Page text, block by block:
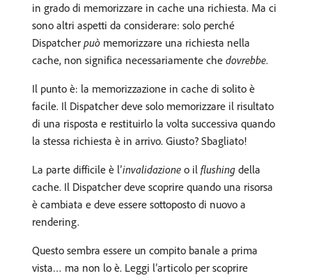
in grado di memorizzare in cache una richiesta. Ma ci
sono altri aspetti da considerare: solo perché
Dispatcher può memorizzare una richiesta nella
cache, non significa necessariamente che dovrebbe.
Il punto è: la memorizzazione in cache di solito è
facile. Il Dispatcher deve solo memorizzare il risultato
di una risposta e restituirlo la volta successiva quando
la stessa richiesta è in arrivo. Giusto? Sbagliato!
La parte difficile è l’invalidazione o il flushing della
cache. Il Dispatcher deve scoprire quando una risorsa
è cambiata e deve essere sottoposto di nuovo a
rendering.
Questo sembra essere un compito banale a prima
vista… ma non lo è. Leggi l’articolo per scoprire